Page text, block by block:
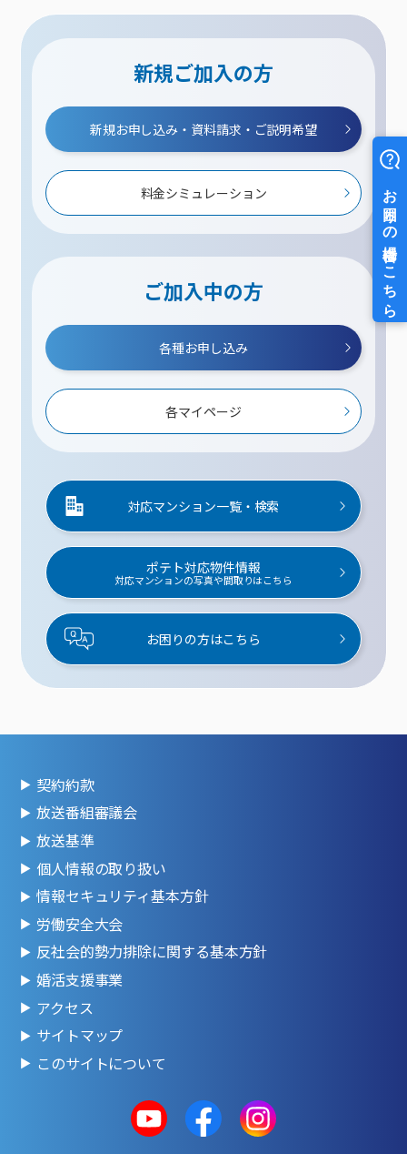
新規ご加入の方
新規お申し込み・資料請求・ご説明希望
料金シミュレーション
ご加入中の方
各種お申し込み
各マイページ
対応マンション一覧・検索
ポテト対応物件情報
対応マンションの写真や間取りはこちら
お困りの方はこちら
契約約款
放送番組審議会
放送基準
個人情報の取り扱い
情報セキュリティ基本方針
労働安全大会
反社会的勢力排除に関する基本方針
婚活支援事業
アクセス
サイトマップ
このサイトについて